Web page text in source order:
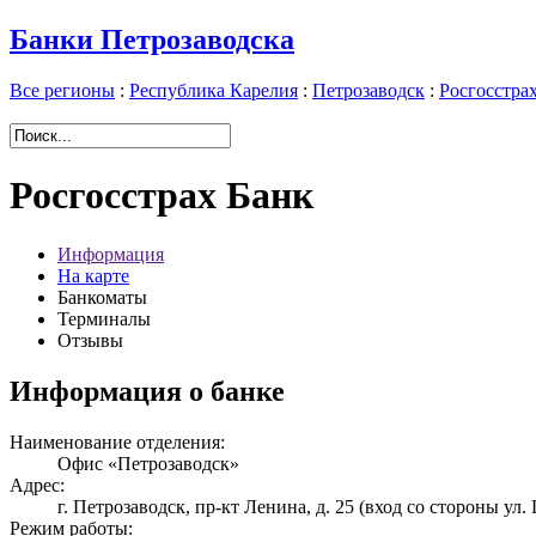
Банки Петрозаводска
Все регионы : Республика Карелия : Петрозаводск :
Росгосстрах Банк
Информация
На карте
Банкоматы
Терминалы
Отзывы
Информация о банке
Наименование отделения:
Офис «Петрозаводск»
Адрес:
г. Петрозаводск, пр-кт Ленина, д. 25 (вход со стороны ул.
Режим работы: